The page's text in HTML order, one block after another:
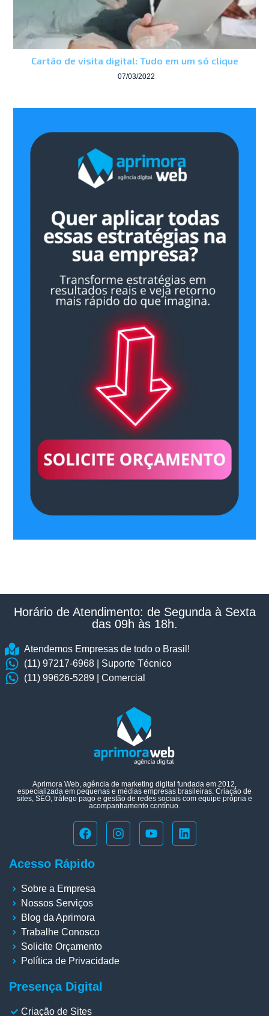
Cartão de visita digital: Tudo em um só clique
07/03/2022
Horário de Atendimento: de Segunda à Sexta
das 09h às 18h.​
Atendemos Empresas de todo o Brasil!
(11) 97217-6968 | Suporte Técnico
(11) 99626-5289 | Comercial
Aprimora Web, agência de marketing digital fundada em 2012,
especializada em pequenas e médias empresas brasileiras. Criação de
sites, SEO, tráfego pago e gestão de redes sociais com equipe própria e
acompanhamento contínuo.
Acesso Rápido
Sobre a Empresa
Nossos Serviços
Blog da Aprimora
Trabalhe Conosco
Solicite Orçamento
Política de Privacidade
Presença Digital
Criação de Sites